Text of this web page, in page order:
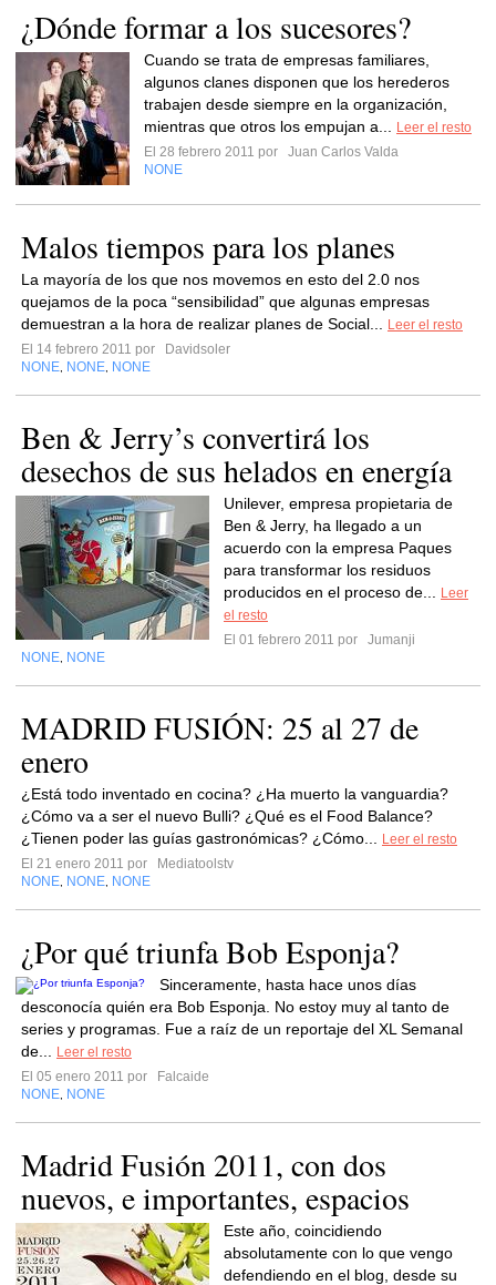
¿Dónde formar a los sucesores?
Cuando se trata de empresas familiares,
algunos clanes disponen que los herederos
trabajen desde siempre en la organización,
mientras que otros los empujan a...
Leer el resto
El 28 febrero 2011 por
Juan Carlos Valda
NONE
Malos tiempos para los planes
La mayoría de los que nos movemos en esto del 2.0 nos
quejamos de la poca “sensibilidad” que algunas empresas
demuestran a la hora de realizar planes de Social...
Leer el resto
El 14 febrero 2011 por
Davidsoler
NONE NONE NONE
Ben & Jerry’s convertirá los
desechos de sus helados en energía
Unilever, empresa propietaria de
Ben & Jerry, ha llegado a un
acuerdo con la empresa Paques
para transformar los residuos
producidos en el proceso de...
Leer
el resto
El 01 febrero 2011 por
Jumanji
NONE NONE
MADRID FUSIÓN: 25 al 27 de
enero
¿Está todo inventado en cocina? ¿Ha muerto la vanguardia?
¿Cómo va a ser el nuevo Bulli? ¿Qué es el Food Balance?
¿Tienen poder las guías gastronómicas? ¿Cómo...
Leer el resto
El 21 enero 2011 por
Mediatoolstv
NONE NONE NONE
¿Por qué triunfa Bob Esponja?
Sinceramente, hasta hace unos días
desconocía quién era Bob Esponja. No estoy muy al tanto de
series y programas. Fue a raíz de un reportaje del XL Semanal
de...
Leer el resto
El 05 enero 2011 por
Falcaide
NONE NONE
Madrid Fusión 2011, con dos
nuevos, e importantes, espacios
Este año, coincidiendo
absolutamente con lo que vengo
defendiendo en el blog, desde su